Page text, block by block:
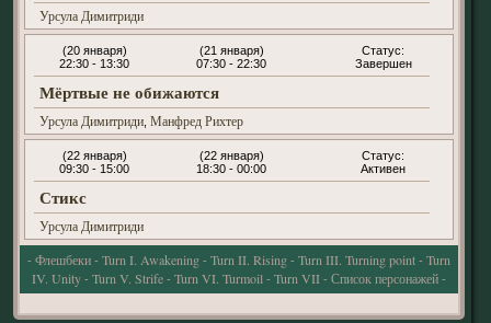
Урсула Димитриди
(20 января)
22:30 - 13:30
(21 января)
07:30 - 22:30
Мёртвые не обижаются
Урсула Димитриди, Манфред Рихтер
Завершен
(22 января)
09:30 - 15:00
(22 января)
18:30 - 00:00
Стикс
Урсула Димитриди
Активен
-Флешбеки -Turn I. Awakening -Turn II. Rising -Turn III. Turning point -Turn
IV. Unity -Turn V. Strife -Turn VI. Turmoil -Turn VII -Список персонажей -